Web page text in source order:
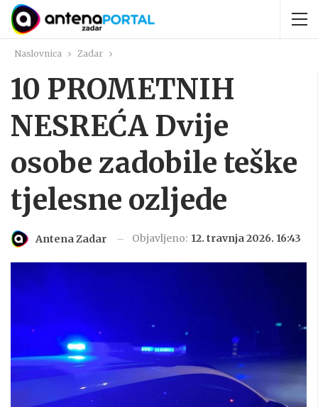
Naslovnica Zadar
10 PROMETNIH
NESREĆA Dvije
osobe zadobile teške
tjelesne ozljede
Antena Zadar Objavljeno: 12. travnja 2026. 16:43